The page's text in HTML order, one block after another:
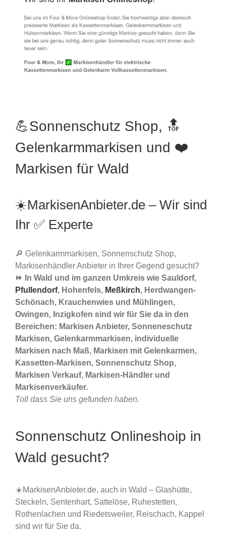
💪Sonnenschutz Shop, 🔝
Gelenkarmmarkisen und ❤️
Markisen für Wald
☀️MarkisenAnbieter.de – Wir sind
Ihr ✅ Experte
🔎 Gelenkarmmarkisen, Sonnenschutz Shop,
Markisenhändler Anbieter in Ihrer Gegend gesucht?
⏩ In Wald und im ganzen Umkreis wie Sauldorf,
Pfullendorf, Hohenfels, Meßkirch, Herdwangen-
Schönach, Krauchenwies und Mühlingen,
Owingen, Inzigkofen sind wir für Sie da in den
Bereichen: Markisen Anbieter, Sonneneschutz
Markisen, Gelenkarmmarkisen, individuelle
Markisen nach Maß, Markisen mit Gelenkarmen,
Kassetten-Markisen, Sonnenschutz Shop,
Markisen Verkauf, Markisen-Händler und
Markisenverkäufer.
Toll dass Sie uns gefunden haben.
Sonnenschutz Onlineshoip in
Wald gesucht?
☀️MarkisenAnbieter.de, auch in Wald – Glashütte,
Steckeln, Sentenhart, Sattelöse, Ruhestetten,
Rothenlachen und Riedetsweiler, Reischach, Kappel
sind wir für Sie da.